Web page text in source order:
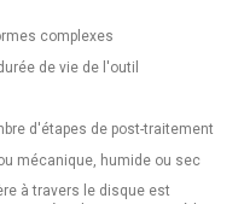
complexes
de vie de l'outil
d'étapes de post-traitement
mécanique, humide ou sec
à travers le disque est